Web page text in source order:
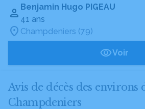
Benjamin Hugo PIGEAU
41 ans
Champdeniers (79)
Voir
Avis de décès des environs
Champdeniers